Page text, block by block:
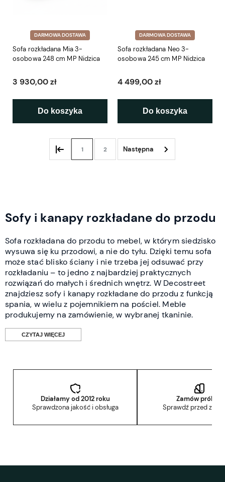
DARMOWA DOSTAWA
Sofa rozkładana Mia 3-
osobowa 248 cm MP Nidzica
3 930,00 zł
Do koszyka
DARMOWA DOSTAWA
Sofa rozkładana Neo 3-
osobowa 245 cm MP Nidzica
4 499,00 zł
Do koszyka
1 2
Sofy i kanapy rozkładane do przodu
Sofa rozkładana do przodu to mebel, w którym siedzisko
wysuwa się ku przodowi, a nie do tyłu. Dzięki temu sofa
może stać blisko ściany i nie trzeba jej odsuwać przy
rozkładaniu – to jedno z najbardziej praktycznych
rozwiązań do małych i średnich wnętrz. W Decostreet
znajdziesz sofy i kanapy rozkładane do przodu z funkcją
spania, w wielu z pojemnikiem na pościel. Meble
produkujemy na zamówienie, w wybranej tkaninie.
CZYTAJ WIĘCEJ
Dlaczego rozkładanie do przodu
jest wygodne?
W sofach rozkładanych klasycznie powierzchnia spania
przestrzeń między sofą a ścianą. W modelach
Działamy od 2012 roku
Sprawdzona jakość i obsługa
Zamów próbkę
Sprawdź przed